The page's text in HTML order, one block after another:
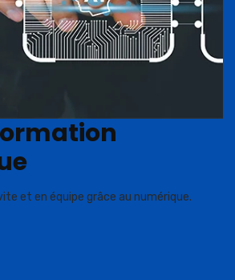
et en équipe grâce au numérique.